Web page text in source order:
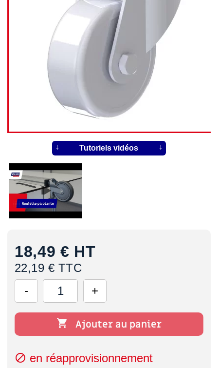
Tutoriels vidéos
18,49 € HT
22,19 € TTC
 Ajouter au panier
 en réapprovisionnement